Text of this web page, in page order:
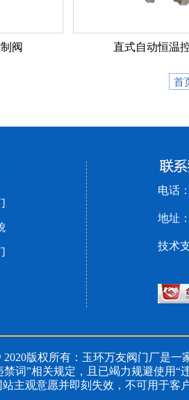
阀 直式自动恒温
首
电话
地址
技术
2020版权所有：玉环万友阀门厂是一
禁词”相关规定，且已竭力规避使用
主观意愿并即刻失效，不可用于客